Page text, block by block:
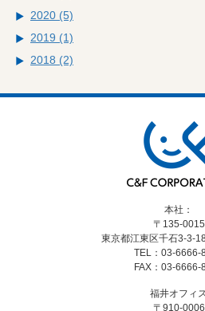
2020 (5)
2019 (1)
2018 (2)
本社：
〒135-0015
東京都江東区千石3-3-
TEL：03-6666-
FAX：03-6666-
福井オフィ
〒910-0006